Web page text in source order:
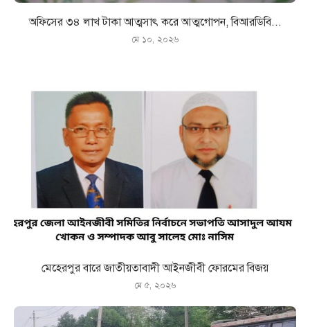
অফিসের ৩৪ লাখ টাকা আত্মসাৎ করে আত্মগোপন, বিআরডিবি...
মে ১০, ২০২৬
মেহেরপুর বারে জাতীয়তাবাদী আইনজীবী ফোরমের বিজয়
মে ৫, ২০২৬